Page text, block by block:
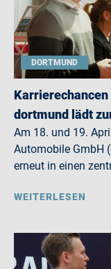
DORTMUND
dortmund lädt
Am 18. und 19.
Automobile GmbH
erneut in einen
WEITERLESEN